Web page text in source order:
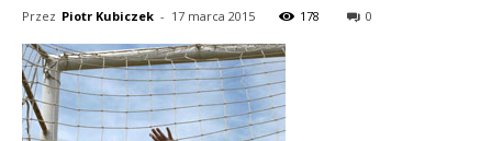
Przez Piotr Kubiczek - 17 marca 2015 178 0